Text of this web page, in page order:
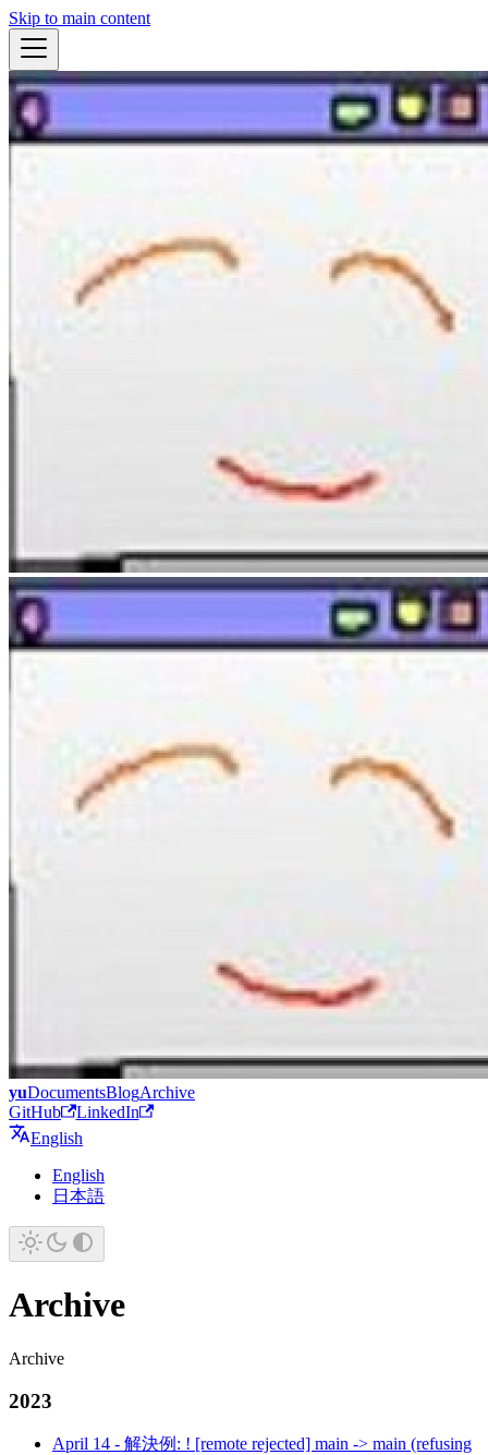
Skip to main content
yuDocumentsBlogArchive
GitHub
LinkedIn
English
English
日本語
Archive
Archive
2023
April 14 - 解決例: ! [remote rejected] main -> main (refusing